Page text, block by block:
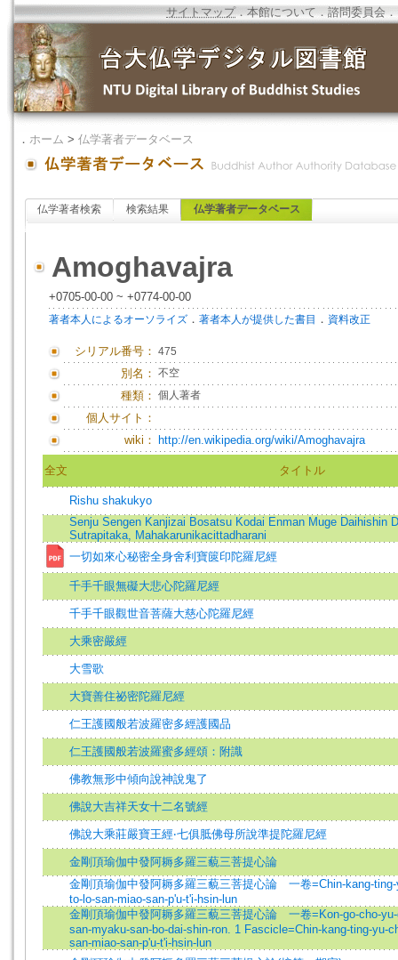
サイトマップ．本館について ．諮問委員会 ．
． ホーム > 仏学著者データベース
仏学著者検索 検索結果 仏学著者データベース
Amoghavajra
+0705-00-00 ~ +0774-00-00
著者本人によるオーソライズ ． 著者本人が提供した書目 ． 資料改正
シリアル番号： 475
別名： 不空
種類： 個人著者
個人サイト：
wiki：
http://en.wikipedia.org/wiki/Amoghavajra
全文 タイトル
Rishu shakukyo
Senju Sengen Kanjizai Bosatsu Kodai Enman Muge Daihishin
Sutrapitaka, Mahakarunikacittadharani
一切如來心秘密全身舍利寶篋印陀羅尼經
千手千眼無礙大悲心陀羅尼經
千手千眼觀世音菩薩大慈心陀羅尼經
大乘密嚴經
大雪歌
大寶善住祕密陀羅尼經
仁王護國般若波羅密多經護國品
仁王護國般若波羅蜜多經頌：附識
佛教無形中傾向說神說鬼了
佛說大吉祥天女十二名號經
佛說大乘莊嚴寶王經‧七俱胝佛母所說準提陀羅尼經
金剛頂瑜伽中發阿耨多羅三藐三菩提心論
金剛頂瑜伽中發阿耨多羅三藐三菩提心論 一卷=Chin-kang-ting-
to-lo-san-miao-san-p'u-t'i-hsin-lun
金剛頂瑜伽中發阿耨多羅三藐三菩提心論 一卷=Kon-go-cho-
san-myaku-san-bo-dai-shin-ron. 1 Fascicle=Chin-kang-ting-yu-
san-miao-san-p'u-t'i-hsin-lun